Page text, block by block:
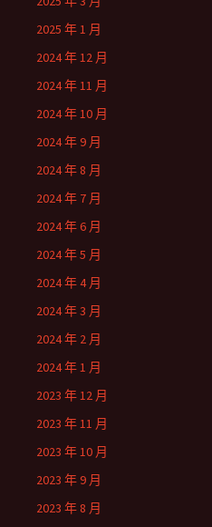
2025 年 1 月
2024 年 12 月
2024 年 11 月
2024 年 10 月
2024 年 9 月
2024 年 8 月
2024 年 7 月
2024 年 6 月
2024 年 5 月
2024 年 4 月
2024 年 3 月
2024 年 2 月
2024 年 1 月
2023 年 12 月
2023 年 11 月
2023 年 10 月
2023 年 9 月
2023 年 8 月